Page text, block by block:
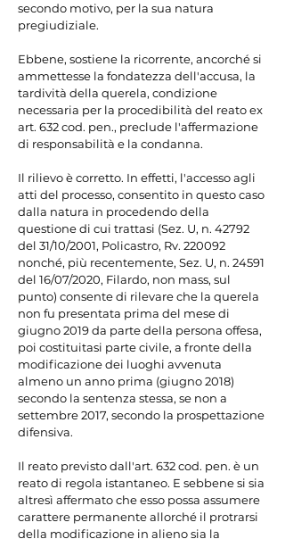
secondo motivo, per la sua natura
pregiudiziale.
Ebbene, sostiene la ricorrente, ancorché si
ammettesse la fondatezza dell'accusa, la
tardività della querela, condizione
necessaria per la procedibilità del reato ex
art. 632 cod. pen., preclude l'affermazione
di responsabilità e la condanna.
Il rilievo è corretto. In effetti, l'accesso agli
atti del processo, consentito in questo caso
dalla natura in procedendo della
questione di cui trattasi (Sez. U, n. 42792
del 31/10/2001, Policastro, Rv. 220092
nonché, più recentemente, Sez. U, n. 24591
del 16/07/2020, Filardo, non mass, sul
punto) consente di rilevare che la querela
non fu presentata prima del mese di
giugno 2019 da parte della persona offesa,
poi costituitasi parte civile, a fronte della
modificazione dei luoghi avvenuta
almeno un anno prima (giugno 2018)
secondo la sentenza stessa, se non a
settembre 2017, secondo la prospettazione
difensiva.
Il reato previsto dall'art. 632 cod. pen. è un
reato di regola istantaneo. E sebbene si sia
altresì affermato che esso possa assumere
carattere permanente allorché il protrarsi
della modificazione in alieno sia la